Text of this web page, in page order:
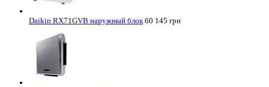
Daikin RX71GVB наружный блок 60 145 грн